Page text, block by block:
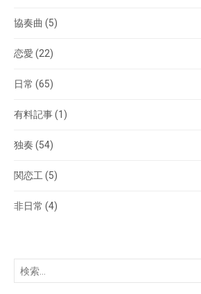
協奏曲 (5)
恋愛 (22)
日常 (65)
有料記事(1)
独奏 (54)
関恋工(5)
非日常 (4)
検
索: